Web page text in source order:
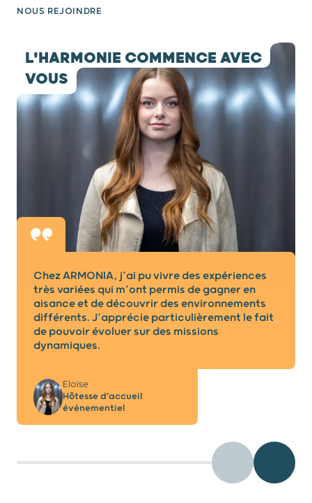
NOUS REJOINDRE
L'HARMONIE COMMENCE AVEC
VOUS
testimony -
Chez ARMONIA, j’ai pu vivre des expériences
très variées qui m’ont permis de gagner en
aisance et de découvrir des environnements
différents. J’apprécie particulièrement le fait
de pouvoir évoluer sur des missions
dynamiques.
Eloïse
Hôtesse d'accueil
événementiel